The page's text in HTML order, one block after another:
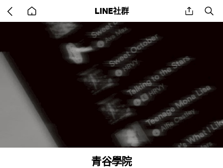
back
to
home
LINE社群 share
青谷學院